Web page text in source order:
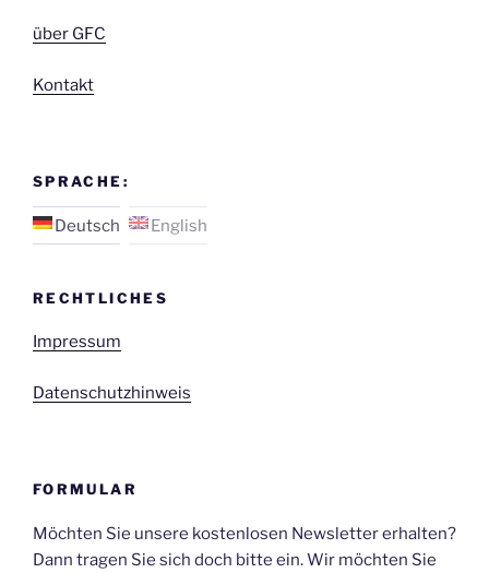
über GFC
Kontakt
SPRACHE:
Deutsch English
RECHTLICHES
Impressum
Datenschutzhinweis
FORMULAR
Möchten Sie unsere kostenlosen Newsletter erhalten?
Dann tragen Sie sich doch bitte ein. Wir möchten Sie